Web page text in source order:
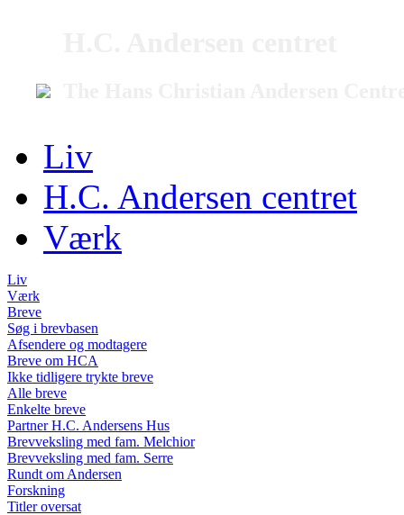
Liv
H.C. Andersen centret
Værk
Liv
Værk
Breve
Søg i brevbasen
Afsendere og modtagere
Breve om HCA
Ikke tidligere trykte breve
Alle breve
Enkelte breve
Partner H.C. Andersens Hus
Brevveksling med fam. Melchior
Brevveksling med fam. Serre
Rundt om Andersen
Forskning
Titler oversat